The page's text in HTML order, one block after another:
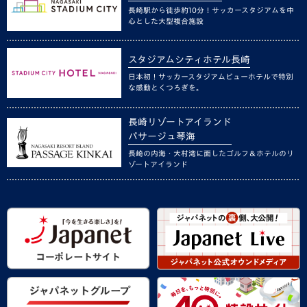
長崎駅から徒歩約10分！サッカースタジアムを中
心とした大型複合施設
スタジアムシティホテル長崎
日本初！サッカースタジアムビューホテルで特別
な感動とくつろぎを。
長崎リゾートアイランド
パサージュ琴海
長崎の内海・大村湾に面したゴルフ＆ホテルのリ
ゾートアイランド